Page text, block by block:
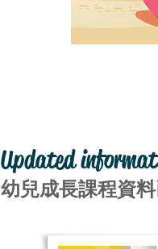
Updated
幼兒成長課程資